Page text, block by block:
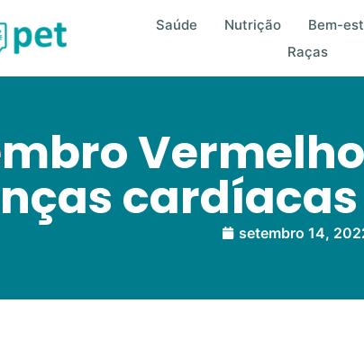
Saúde Nutrição Bem-
Raças
setembro 14,